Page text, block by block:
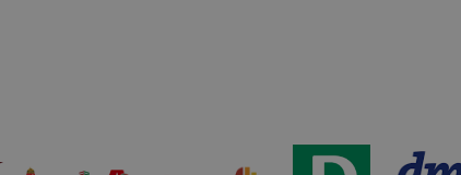
Felhívjuk figyelmét, hogy mivel a cookie-k